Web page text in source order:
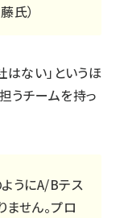
氏）
ない」というほ
うチームを持っ
うにA/Bテス
せん。プロ